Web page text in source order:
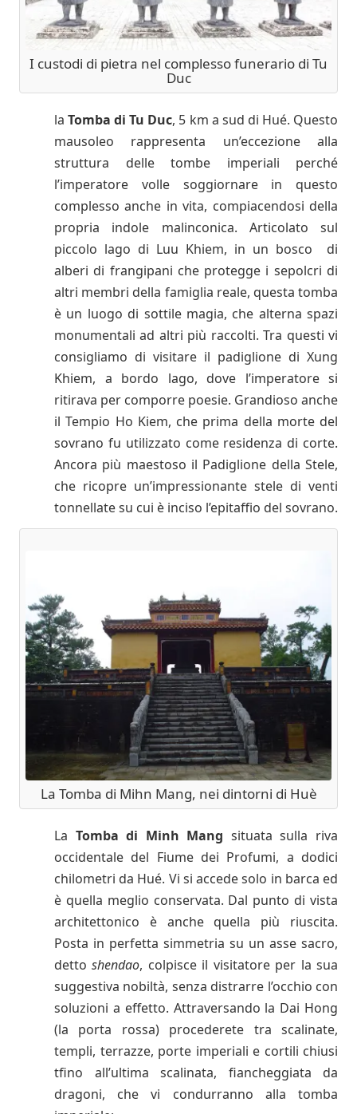
I custodi di pietra nel complesso funerario di Tu
Duc
laTomba di Tu Duc, 5 km a sud di Hué. Questo
mausoleo rappresenta un’eccezione alla
struttura delle tombe imperiali perché
l’imperatore volle soggiornare in questo
complesso anche in vita, compiacendosi della
propria indole malinconica. Articolato sul
piccolo lago di Luu Khiem, in un bosco di
alberi di frangipani che protegge i sepolcri di
altri membri della famiglia reale, questa tomba
è un luogo di sottile magia, che alterna spazi
monumentali ad altri più raccolti. Tra questi vi
consigliamo di visitare il padiglione di Xung
Khiem, a bordo lago, dove l’imperatore si
ritirava per comporre poesie. Grandioso anche
il Tempio Ho Kiem, che prima della morte del
sovrano fu utilizzato come residenza di corte.
Ancora più maestoso il Padiglione della Stele,
che ricopre un’impressionante stele di venti
tonnellate su cui è inciso l’epitaffio del sovrano.
La Tomba di Mihn Mang, nei dintorni di Huè
La Tomba di Minh Mang situata sulla riva
occidentale del Fiume dei Profumi, a dodici
chilometri da Hué. Vi si accede solo in barca ed
è quella meglio conservata. Dal punto di vista
architettonico è anche quella più riuscita.
Posta in perfetta simmetria su un asse sacro,
dettoshendao, colpisce il visitatore per la sua
suggestiva nobiltà, senza distrarre l’occhio con
soluzioni a effetto. Attraversando la Dai Hong
(la porta rossa) procederete tra scalinate,
templi, terrazze, porte imperiali e cortili chiusi
tfino all’ultima scalinata, fiancheggiata da
dragoni, che vi condurranno alla tomba